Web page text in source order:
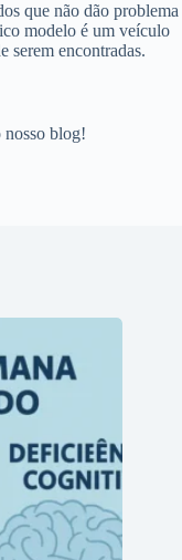
que não dão problema
modelo é um veículo
serem encontradas.
nosso blog!